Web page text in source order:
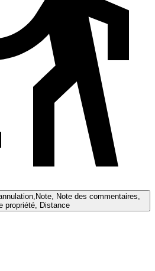
Note des commentaires,
propriété, Distance